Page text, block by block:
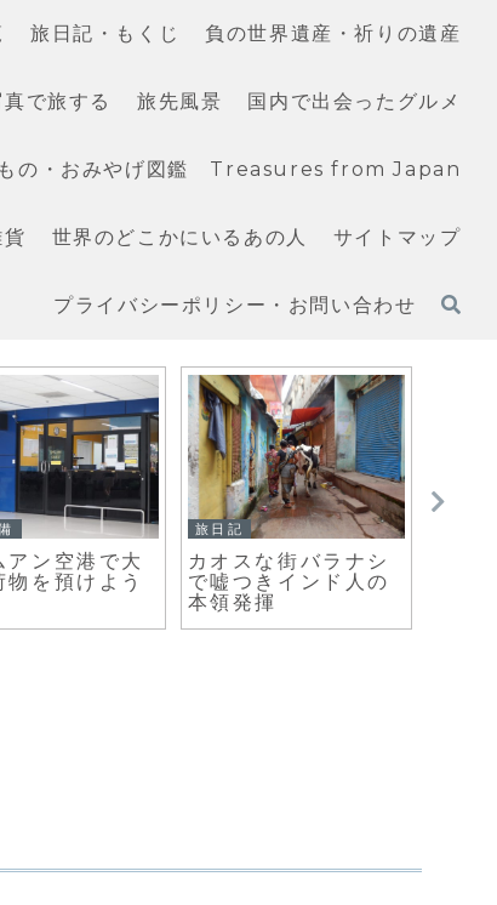
旅日記・もくじ 負の世界遺産・祈りの遺産
真で旅する 旅先風景 国内で出会ったグルメ
もの・おみやげ図鑑 Treasures from Japan
世界のどこかにいるあの人 サイトマップ
プライバシーポリシー・お問い合わせ
アン空港で大
物を預けよう
旅日記
カオスな街バラナシ
で嘘つきインド人の
本領発揮